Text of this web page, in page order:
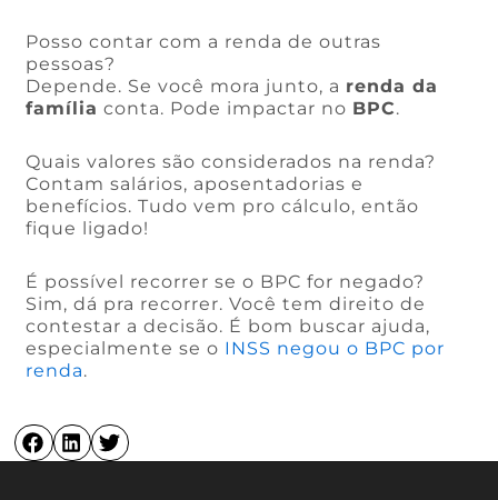
Posso contar com a renda de outras
pessoas?
Depende. Se você mora junto, a renda da
família conta. Pode impactar no BPC.
Quais valores são considerados na renda?
Contam salários, aposentadorias e
benefícios. Tudo vem pro cálculo, então
fique ligado!
É possível recorrer se o BPC for negado?
Sim, dá pra recorrer. Você tem direito de
contestar a decisão. É bom buscar ajuda,
especialmente se o INSS negou o BPC por
renda.